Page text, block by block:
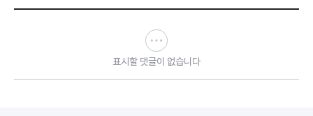
표시할 댓글이 없습니다